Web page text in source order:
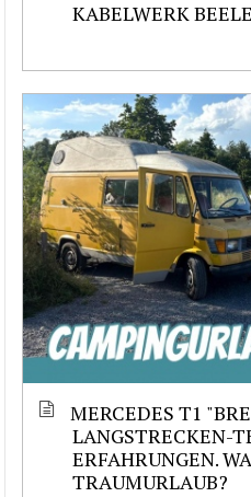
KABELWERK
MERCEDES T1
LANGSTRECKEN-
ERFAHRUNGEN.
TRAUMURLAUB?